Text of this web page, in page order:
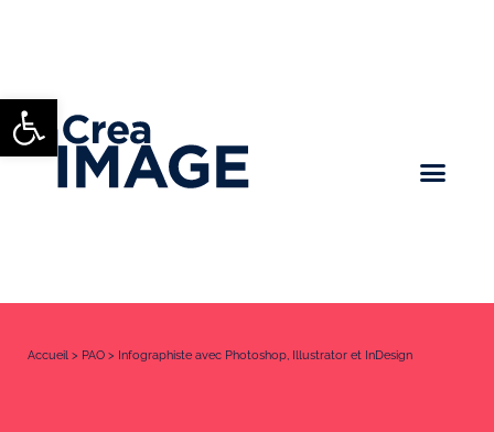
Ouvrir la barre d’outils
Accueil > PAO > Infographiste avec Photoshop, Illustrator et InDesign